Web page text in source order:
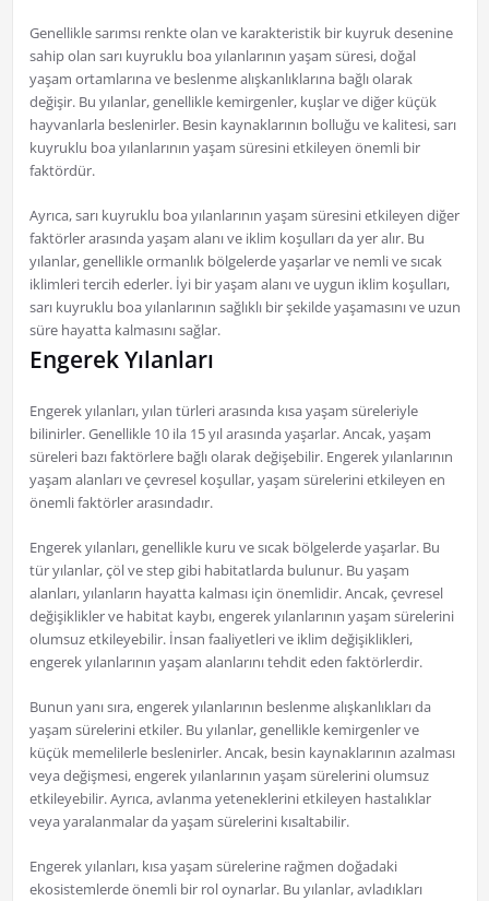
Genellikle sarımsı renkte olan ve karakteristik bir kuyruk desenine
sahip olan sarı kuyruklu boa yılanlarının yaşam süresi, doğal
yaşam ortamlarına ve beslenme alışkanlıklarına bağlı olarak
değişir. Bu yılanlar, genellikle kemirgenler, kuşlar ve diğer küçük
hayvanlarla beslenirler. Besin kaynaklarının bolluğu ve kalitesi, sarı
kuyruklu boa yılanlarının yaşam süresini etkileyen önemli bir
faktördür.
Ayrıca, sarı kuyruklu boa yılanlarının yaşam süresini etkileyen diğer
faktörler arasında yaşam alanı ve iklim koşulları da yer alır. Bu
yılanlar, genellikle ormanlık bölgelerde yaşarlar ve nemli ve sıcak
iklimleri tercih ederler. İyi bir yaşam alanı ve uygun iklim koşulları,
sarı kuyruklu boa yılanlarının sağlıklı bir şekilde yaşamasını ve uzun
süre hayatta kalmasını sağlar.
Engerek Yılanları
Engerek yılanları, yılan türleri arasında kısa yaşam süreleriyle
bilinirler. Genellikle 10 ila 15 yıl arasında yaşarlar. Ancak, yaşam
süreleri bazı faktörlere bağlı olarak değişebilir. Engerek yılanlarının
yaşam alanları ve çevresel koşullar, yaşam sürelerini etkileyen en
önemli faktörler arasındadır.
Engerek yılanları, genellikle kuru ve sıcak bölgelerde yaşarlar. Bu
tür yılanlar, çöl ve step gibi habitatlarda bulunur. Bu yaşam
alanları, yılanların hayatta kalması için önemlidir. Ancak, çevresel
değişiklikler ve habitat kaybı, engerek yılanlarının yaşam sürelerini
olumsuz etkileyebilir. İnsan faaliyetleri ve iklim değişiklikleri,
engerek yılanlarının yaşam alanlarını tehdit eden faktörlerdir.
Bunun yanı sıra, engerek yılanlarının beslenme alışkanlıkları da
yaşam sürelerini etkiler. Bu yılanlar, genellikle kemirgenler ve
küçük memelilerle beslenirler. Ancak, besin kaynaklarının azalması
veya değişmesi, engerek yılanlarının yaşam sürelerini olumsuz
etkileyebilir. Ayrıca, avlanma yeteneklerini etkileyen hastalıklar
veya yaralanmalar da yaşam sürelerini kısaltabilir.
Engerek yılanları, kısa yaşam sürelerine rağmen doğadaki
ekosistemlerde önemli bir rol oynarlar. Bu yılanlar, avladıkları